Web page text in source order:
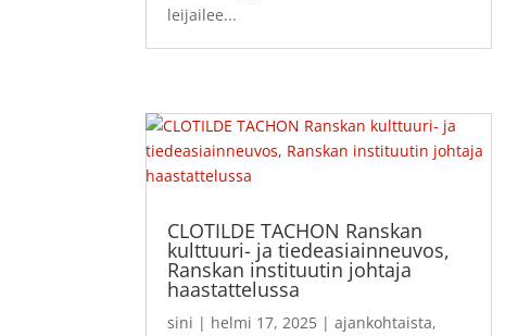
leijailee...
CLOTILDE TACHON Ranskan
kulttuuri- ja tiedeasiainneuvos,
Ranskan instituutin johtaja
haastattelussa
sini | helmi 17, 2025 |ajankohtaista,